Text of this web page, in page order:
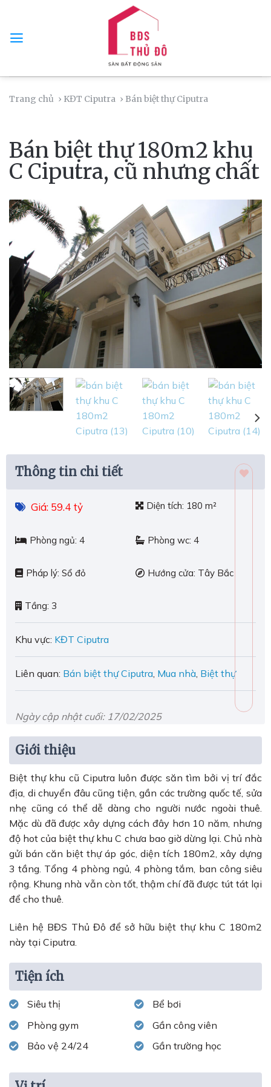
content
Trang chủ › KĐT Ciputra › Bán biệt thự Ciputra
Bán biệt thự 180m2 khu
C Ciputra, cũ nhưng chất
Thông tin chi tiết
Giá: 59.4 tỷ Diện tích: 180 m²
Phòng ngủ: 4 Phòng wc: 4
Pháp lý: Sổ đỏ Hướng cửa: Tây Bắc
Tầng: 3
Khu vực: KĐT Ciputra
Liên quan: Bán biệt thự Ciputra, Mua nhà, Biệt thự
Ngày cập nhật cuối: 17/02/2025
Giới thiệu
Biệt thự khu cũ Ciputra luôn được săn tìm bởi vị trí đắc
địa, di chuyển đâu cũng tiện, gần các trường quốc tế, sửa
nhẹ cũng có thể dễ dàng cho người nước ngoài thuê.
Mặc dù đã được xây dựng cách đây hơn 10 năm, nhưng
độ hot của biệt thự khu C chưa bao giờ dừng lại. Chủ nhà
gửi bán căn biệt thự áp góc, diện tích 180m2, xây dựng
3 tầng. Tổng 4 phòng ngủ, 4 phòng tắm, ban công siêu
rộng. Khung nhà vẫn còn tốt, thậm chí đã được tút tát lại
để cho thuê.
Liên hệ BĐS Thủ Đô để sở hữu biệt thự khu C 180m2
này tại Ciputra.
Tiện ích
Siêu thị
Bể bơi
Phòng gym
Gần công viên
Bảo vệ 24/24
Gần trường học